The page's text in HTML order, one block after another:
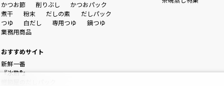
かつお節
削りぶし
かつおパック
煮干
粉末 だしの素
だしパック
つゆ
白だし 専用つゆ
鍋つゆ
業務用商品
おすすめサイト
新鮮一番
『氷熟®』